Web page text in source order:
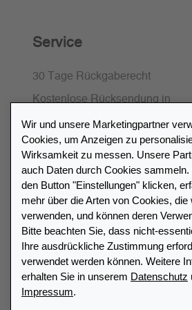
Service
30 Tage Rückgaberecht
Kostenlose Rücksendung in
SSL-Verschlüsselung
Händlerverzeichnis
Meinen Leuchtturm Händler
Wir und unsere Marketingpartner
Cookies, um Anzeigen zu
Wirksamkeit zu messen. Unsere
auch Daten durch Cookies sammeln.
den Button "Einstellungen" klicken,
mehr über die Arten von Cookies, die
verwenden, und können deren
Bitte beachten Sie, dass nicht-
Ihre ausdrückliche Zustimmung
verwendet werden können. Weitere
erhalten Sie in unserem Datenschutz
Impressum.